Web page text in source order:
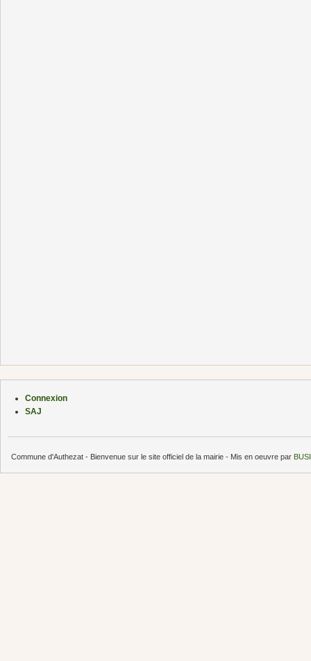
Connexion
SAJ
Commune d'Authezat - Bienvenue sur le site officiel de la mairie - Mis en oeuvre par